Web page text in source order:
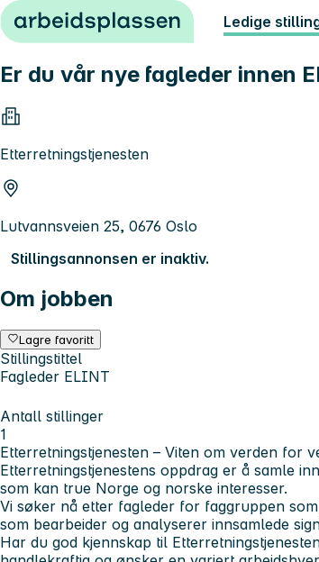
Hopp til innhold Ledige
Er du vår nye fagleder innen
Etterretningstjenesten
Lutvannsveien 25, 0676 Oslo
Stillingsannonsen er inaktiv.
Om jobben
Lagre favoritt
Stillingstittel
Fagleder ELINT
Antall stillinger
1
Etterretningstjenesten – Viten om verden for
Etterretningstjenestens oppdrag er å samle
som kan true Norge og norske interesser.
Vi søker nå etter fagleder for faggruppen
som bearbeider og analyserer innsamlede
Har du god kjennskap til